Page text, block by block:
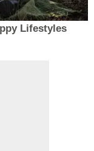
Lifestyles